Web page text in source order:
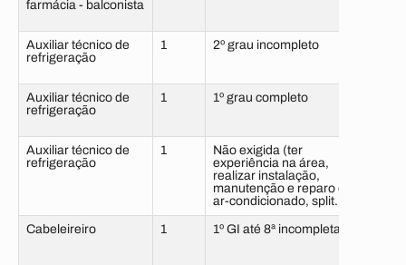
farmácia - balconista
Auxiliar técnico de
refrigeração
1 2º grau incompleto
Auxiliar técnico de
refrigeração
1 1º grau completo
Auxiliar técnico de
refrigeração
1
Não exigida (ter
experiência na área,
realizar instalação,
manutenção e reparo de
ar-condicionado, split.)
Cabeleireiro 1 1º GI até 8ª incompleta